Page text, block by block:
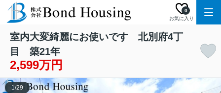
お気に入り
0
室内大変綺麗にお使いです 北別府4丁
目 築21年
2,599万円
1/29